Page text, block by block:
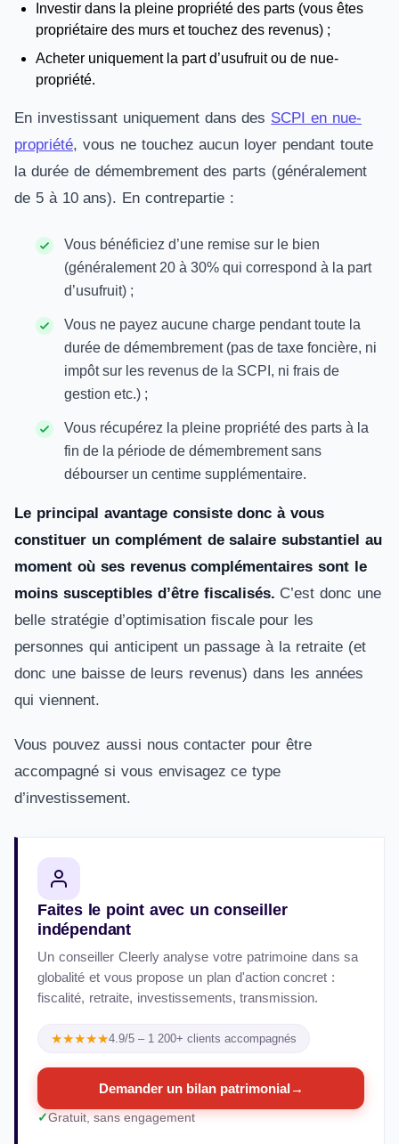
Investir dans la pleine propriété des parts (vous êtes
propriétaire des murs et touchez des revenus) ;
Acheter uniquement la part d’usufruit ou de nue-
propriété.
En investissant uniquement dans des SCPI en nue-
propriété, vous ne touchez aucun loyer pendant toute
la durée de démembrement des parts (généralement
de 5 à 10 ans). En contrepartie :
Vous bénéficiez d’une remise sur le bien
(généralement 20 à 30% qui correspond à la part
d’usufruit) ;
Vous ne payez aucune charge pendant toute la
durée de démembrement (pas de taxe foncière, ni
impôt sur les revenus de la SCPI, ni frais de
gestion etc.) ;
Vous récupérez la pleine propriété des parts à la
fin de la période de démembrement sans
débourser un centime supplémentaire.
Le principal avantage consiste donc à vous
constituer un complément de salaire substantiel au
moment où ses revenus complémentaires sont le
moins susceptibles d’être fiscalisés. C’est donc une
belle stratégie d’optimisation fiscale pour les
personnes qui anticipent un passage à la retraite (et
donc une baisse de leurs revenus) dans les années
qui viennent.
Vous pouvez aussi nous contacter pour être
accompagné si vous envisagez ce type
d’investissement.
Faites le point avec un conseiller
indépendant
Un conseiller Cleerly analyse votre patrimoine dans sa
globalité et vous propose un plan d'action concret :
fiscalité, retraite, investissements, transmission.
★★★★★4.9/5 – 1 200+ clients accompagnés
Demander un bilan patrimonial →
Gratuit, sans engagement